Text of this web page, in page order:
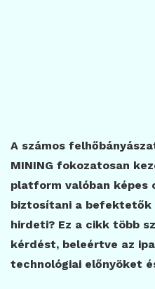
A számos
MINING fokozatosan
platform valóban képes
biztosítani a befektetők
hirdeti? Ez a cikk több
kérdést, beleértve az
technológiai előnyöket